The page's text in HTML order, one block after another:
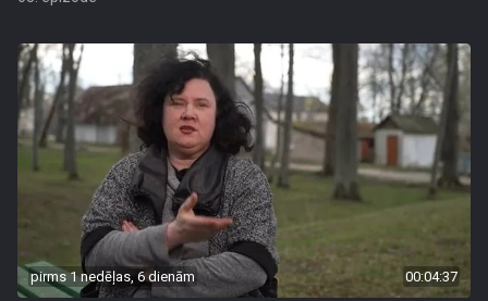
pirms 1 nedēļas, 6 dienām 00:04:37